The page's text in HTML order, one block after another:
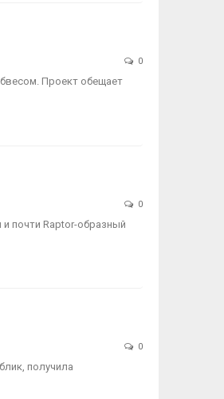
0
Проект обещает
0
почти Raptor-образный
0
получила